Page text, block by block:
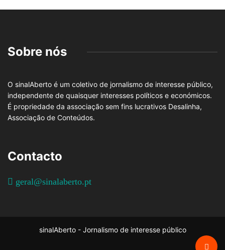
Sobre nós
O sinalAberto é um coletivo de jornalismo de interesse público,
independente de quaisquer interesses políticos e económicos.
É propriedade da associação sem fins lucrativos Desalinha,
Associação de Conteúdos.
Contacto
geral@sinalaberto.pt
sinalAberto - Jornalismo de interesse público